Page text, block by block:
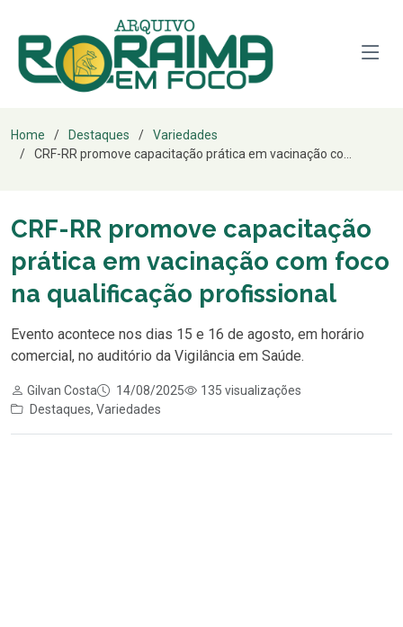
Home Destaques
Variedades
CRF-RR promove capacitação prática em vacinação co...
CRF-RR promove capacitação
prática em vacinação com foco
na qualificação profissional
Evento acontece nos dias 15 e 16 de agosto, em horário
comercial, no auditório da Vigilância em Saúde.
Gilvan Costa 14/08/2025
135 visualizações
Destaques, Variedades